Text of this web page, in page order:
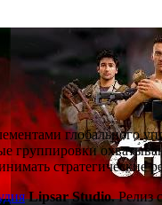
глобального
группировки
Lipsar Studio. Релиз